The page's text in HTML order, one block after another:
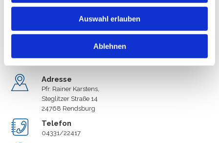
Auswahl erlauben
Ablehnen
Hinweis: Sie können Ihre Einwilligung jederzeit für die Zukunft per E-Mail an
info@fliedner-stiftung-madrid.de widerrufen.
Adresse
Pfr. Rainer Karstens,
Steglitzer Straße 14
24768 Rendsburg
Telefon
04331/22417